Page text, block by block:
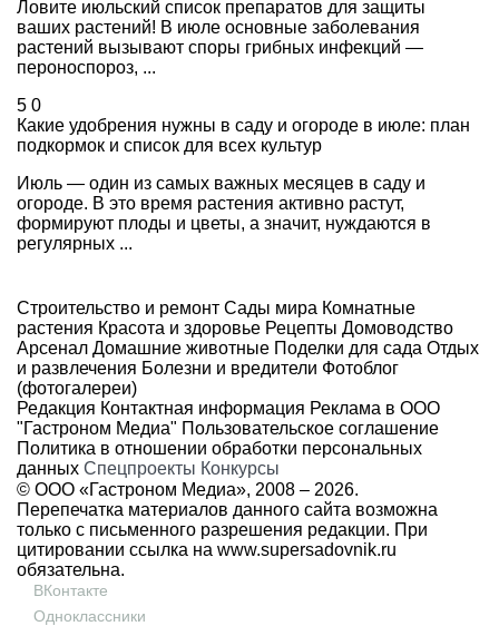
Ловите июльский список препаратов для защиты
ваших растений! В июле основные заболевания
растений вызывают споры грибных инфекций —
пероноспороз, ...
5 0
Какие удобрения нужны в саду и огороде в июле: план
подкормок и список для всех культур
Июль — один из самых важных месяцев в саду и
огороде. В это время растения активно растут,
формируют плоды и цветы, а значит, нуждаются в
регулярных ...
Строительство и ремонт Сады мира Комнатные
растения Красота и здоровье Рецепты Домоводство
Арсенал Домашние животные Поделки для сада Отдых
и развлечения Болезни и вредители Фотоблог
(фотогалереи)
Редакция Контактная информация Реклама в ООО
"Гастроном Медиа" Пользовательское соглашение
Политика в отношении обработки персональных
данных Спецпроекты Конкурсы
© ООО «Гастроном Медиа», 2008 – 2026.
Перепечатка материалов данного сайта возможна
только с письменного разрешения редакции. При
цитировании ссылка на www.supersadovnik.ru
обязательна.
ВКонтакте
Одноклассники